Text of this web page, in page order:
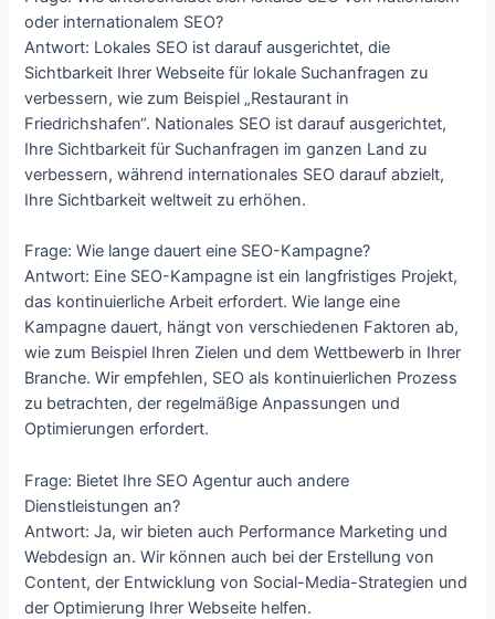
oder internationalem SEO?
Antwort: Lokales SEO ist darauf ausgerichtet, die
Sichtbarkeit Ihrer Webseite für lokale Suchanfragen zu
verbessern, wie zum Beispiel „Restaurant in
Friedrichshafen“. Nationales SEO ist darauf ausgerichtet,
Ihre Sichtbarkeit für Suchanfragen im ganzen Land zu
verbessern, während internationales SEO darauf abzielt,
Ihre Sichtbarkeit weltweit zu erhöhen.
Frage: Wie lange dauert eine SEO-Kampagne?
Antwort: Eine SEO-Kampagne ist ein langfristiges Projekt,
das kontinuierliche Arbeit erfordert. Wie lange eine
Kampagne dauert, hängt von verschiedenen Faktoren ab,
wie zum Beispiel Ihren Zielen und dem Wettbewerb in Ihrer
Branche. Wir empfehlen, SEO als kontinuierlichen Prozess
zu betrachten, der regelmäßige Anpassungen und
Optimierungen erfordert.
Frage: Bietet Ihre SEO Agentur auch andere
Dienstleistungen an?
Antwort: Ja, wir bieten auch Performance Marketing und
Webdesign an. Wir können auch bei der Erstellung von
Content, der Entwicklung von Social-Media-Strategien und
der Optimierung Ihrer Webseite helfen.